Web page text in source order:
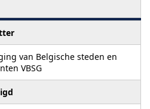
van Belgische steden en
VBSG